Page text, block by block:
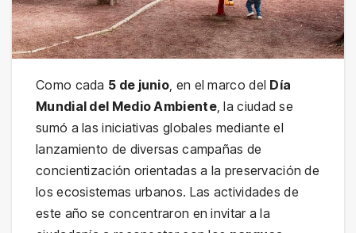
Como cada 5 de junio, en el marco del Día
Mundial del Medio Ambiente, la ciudad se
sumó a las iniciativas globales mediante el
lanzamiento de diversas campañas de
concientización orientadas a la preservación de
los ecosistemas urbanos. Las actividades de
este año se concentraron en invitar a la